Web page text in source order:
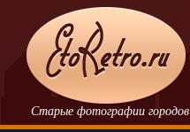
Старые фотографии городов